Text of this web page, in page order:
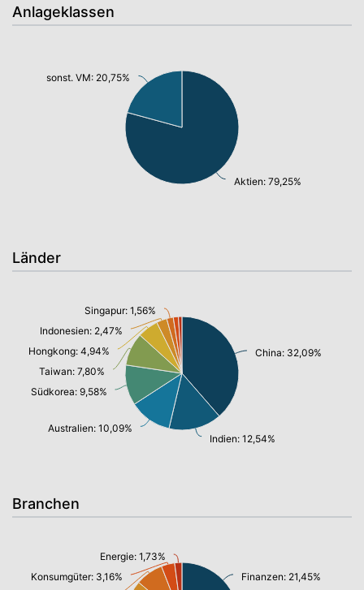
Anlageklassen
Aktien: 79,25%
sonst. VM: 20,75%
Länder
China: 32,09%
Indien: 12,54%
Australien: 10,09%
Südkorea: 9,58%
Taiwan: 7,80%
Hongkong: 4,94%
Indonesien: 2,47%
Singapur: 1,56%
Branchen
Finanzen: 21,45%
Konsumgüter: 3,16%
Energie: 1,73%